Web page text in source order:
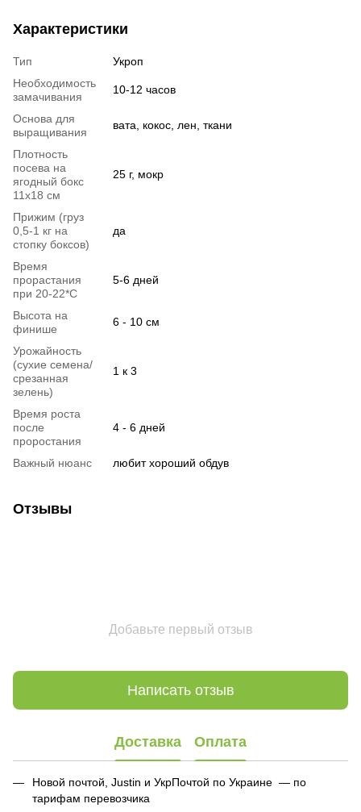
Характеристики
Тип
Укроп
Необходимость
замачивания
10-12 часов
Основа для
выращивания
вата, кокос, лен, ткани
Плотность
посева на
ягодный бокс
11х18 см
25 г, мокр
Прижим (груз
0,5-1 кг на
стопку боксов)
да
Время
прорастания
при 20-22*C
5-6 дней
Высота на
финише
6 - 10 см
Урожайность
(сухие семена/
срезанная
зелень)
1 к 3
Время роста
после
проростания
4 - 6 дней
Важный нюанс любит хороший обдув
Отзывы
Добавьте первый отзыв
Написать отзыв
Доставка Оплата
Новой почтой, Justin и УкрПочтой по Украине — по
тарифам перевозчика